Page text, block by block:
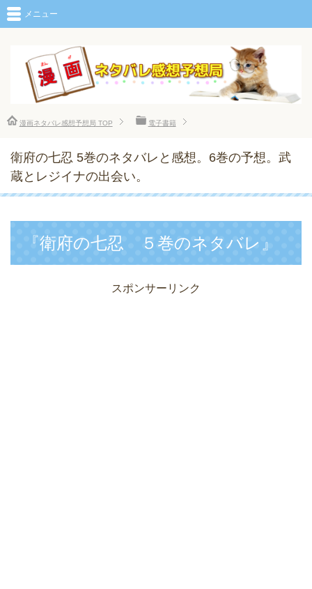
メニュー
漫画ネタバレ感想予想局 TOP 電子書籍
衛府の七忍 5巻のネタバレと感想。6巻の予想。武
蔵とレジイナの出会い。
『衛府の七忍 ５巻のネタバレ』
スポンサーリンク